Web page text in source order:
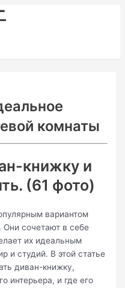
комнаты
книжку и
(61 фото)
вариантом
сочетают в себе
их идеальным
и студий. В этой статье
диван-книжку,
интерьера, и где его